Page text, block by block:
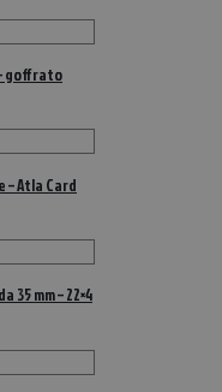
goffrato
Atla Card
35 mm – 22×4